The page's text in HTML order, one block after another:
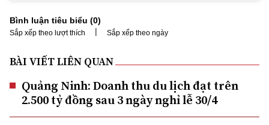
Bình luận tiêu biểu (0)
Sắp xếp theo lượt thích | Sắp xếp theo ngày
BÀI VIẾT LIÊN QUAN
Quảng Ninh: Doanh thu du lịch đạt trên
2.500 tỷ đồng sau 3 ngày nghỉ lễ 30/4